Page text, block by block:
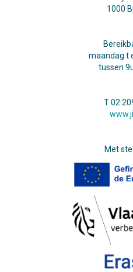
1000
maandag
tussen
T 02
Met